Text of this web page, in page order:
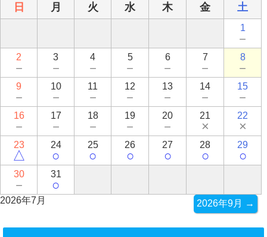
日
月 火 水 木 金 土
1
－
2
－
3
－
4
－
5
－
6
－
7
－
8
－
9
－
10
－
11
－
12
－
13
－
14
－
15
－
16
－
17
－
18
－
19
－
20
－
21
×
22
×
23
△
24
○
25
○
26
○
27
○
28
○
29
○
30
－
31
○
2026年7月 2026年9月 →